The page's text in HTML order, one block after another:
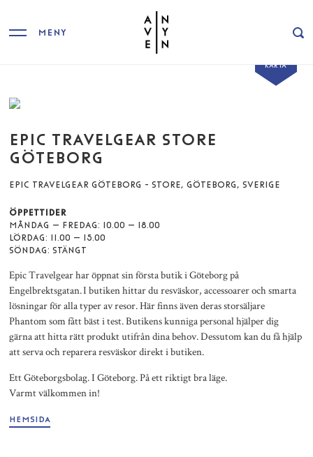
MENY
KARTA
EPIC TRAVELGEAR STORE
GÖTEBORG
EPIC TRAVELGEAR GÖTEBORG - STORE, GÖTEBORG, SVERIGE
ÖPPETTIDER
MÅNDAG – FREDAG: 10.00 – 18.00
LÖRDAG: 11.00 – 15.00
SÖNDAG: STÄNGT
Epic Travelgear har öppnat sin första butik i Göteborg på
Engelbrektsgatan. I butiken hittar du resväskor, accessoarer och smarta
lösningar för alla typer av resor. Här finns även deras storsäljare
Phantom som fått bäst i test. Butikens kunniga personal hjälper dig
gärna att hitta rätt produkt utifrån dina behov. Dessutom kan du få hjälp
att serva och reparera resväskor direkt i butiken.
Ett Göteborgsbolag. I Göteborg. På ett riktigt bra läge.
Varmt välkommen in!
HEMSIDA